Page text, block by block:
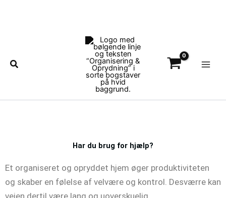
Søg
Har du brug for hjælp?
Et organiseret og opryddet hjem øger produktiviteten
og skaber en følelse af velvære og kontrol. Desværre kan